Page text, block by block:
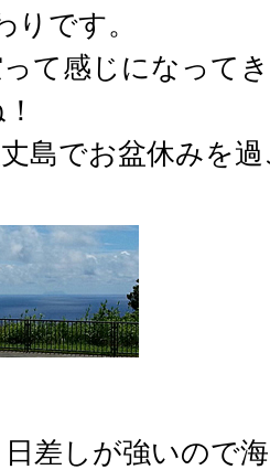
りです。
て感じになって
島でお盆休みを
差しが強いので